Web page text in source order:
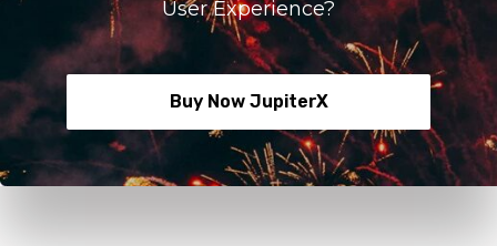
User Experience?
Buy Now JupiterX